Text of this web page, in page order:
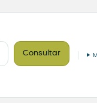
Consultar